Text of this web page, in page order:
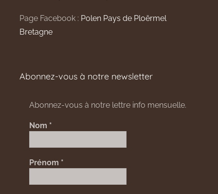
Page Facebook : Polen Pays de Ploërmel
Bretagne
Abonnez-vous à notre newsletter
Abonnez-vous à notre lettre info mensuelle.
Nom *
Prénom *